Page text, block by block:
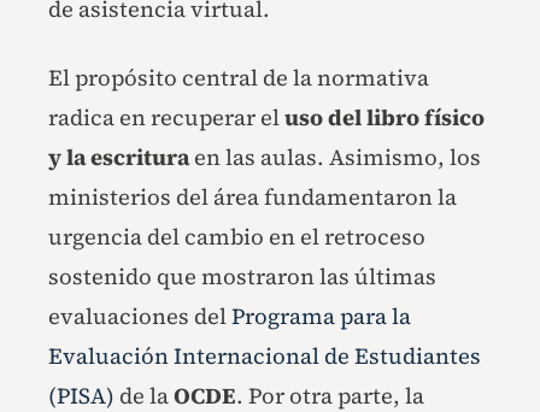
de asistencia virtual.
El propósito central de la normativa
radica en recuperar eluso del libro físico
y la escrituraen las aulas. Asimismo, los
ministerios del área fundamentaron la
urgencia del cambio en el retroceso
sostenido que mostraron las últimas
evaluaciones delPrograma para la
Evaluación Internacional de Estudiantes
(PISA) de laOCDE. Por otra parte, la